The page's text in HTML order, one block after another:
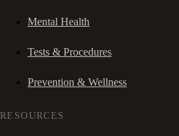
Mental Health
Tests & Procedures
Prevention & Wellness
RESOURCES